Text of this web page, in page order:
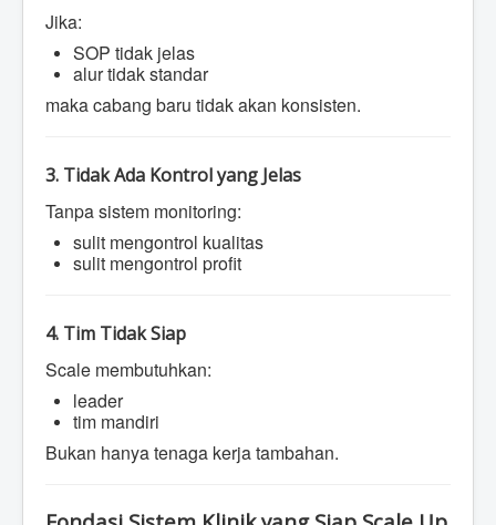
Jika:
SOP tidak jelas
alur tidak standar
maka cabang baru tidak akan konsisten.
3. Tidak Ada Kontrol yang Jelas
Tanpa sistem monitoring:
sulit mengontrol kualitas
sulit mengontrol profit
4. Tim Tidak Siap
Scale membutuhkan:
leader
tim mandiri
Bukan hanya tenaga kerja tambahan.